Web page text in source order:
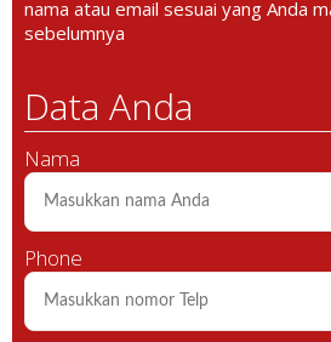
nama atau email sesuai yang Anda
sebelumnya
Data Anda
Nama
Phone